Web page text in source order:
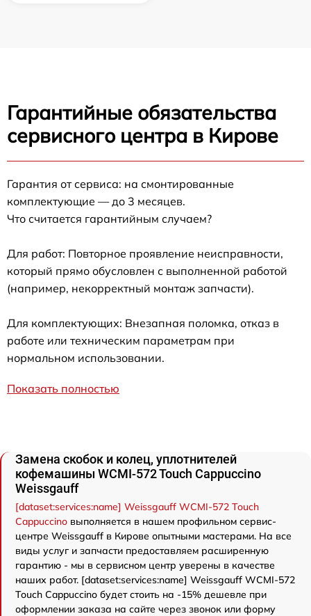
Гарантийные обязательства
сервисного центра в Кирове
Гарантия от сервиса: на смонтированные
комплектующие — до 3 месяцев.
Что считается гарантийным случаем?
Для работ: Повторное проявление неисправности,
который прямо обусловлен с выполненной работой
(например, некорректный монтаж запчасти).
Для комплектующих: Внезапная поломка, отказ в
работе или техническим параметрам при
нормальном использовании.
Показать полностью
Замена скобок и колец, уплотнителей
кофемашины WCMI-572 Touch Cappuccino
Weissgauff
[dataset:services:name] Weissgauff WCMI-572 Touch
Cappuccino выполняется в нашем профильном сервис-
центре Weissgauff в Кирове опытными мастерами. На все
виды услуг и запчасти предоставляем расширенную
гарантию - мы в сервисном центр уверены в качестве
наших работ. [dataset:services:name] Weissgauff WCMI-572
Touch Cappuccino будет стоить на -15% дешевле при
оформлении заказа на сайте через звонок или форму